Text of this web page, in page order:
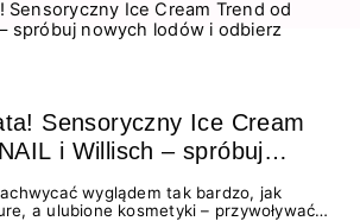
Sensoryczny Ice Cream
i Willisch – spróbuj
odbierz prezent!
wyglądem tak bardzo, jak
a ulubione kosmetyki – przywoływać